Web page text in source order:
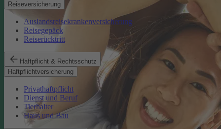
Reiseversicherung
Auslandsreisekrankenversicherung
Reisegepäck
Reiserücktritt
Haftpflicht & Rechtsschutz
Haftpflichtversicherung
Privathaftpflicht
Dienst und Beruf
Tierhalter
Haus und Bau